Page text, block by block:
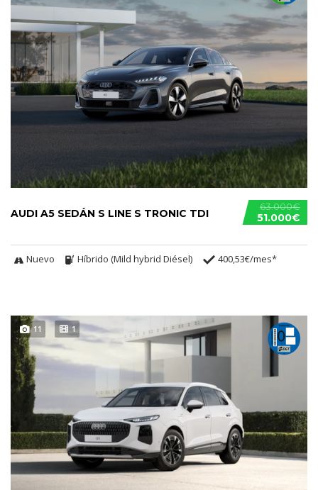
63.000€
51.000€
AUDI A5 SEDÁN S LINE S TRONIC TDI
Nuevo Híbrido (Mild hybrid Diésel) 400,53€/mes*
11 1